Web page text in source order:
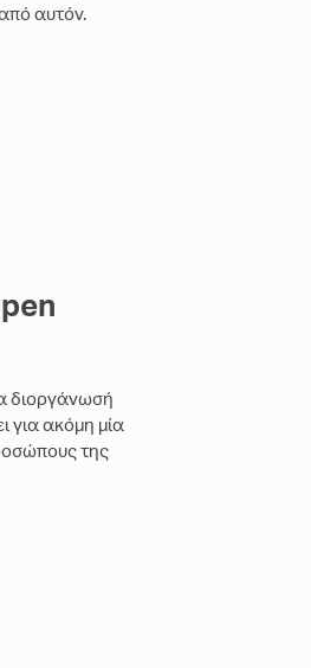
αυτόν.
διοργάνωσή
για ακόμη μία
της